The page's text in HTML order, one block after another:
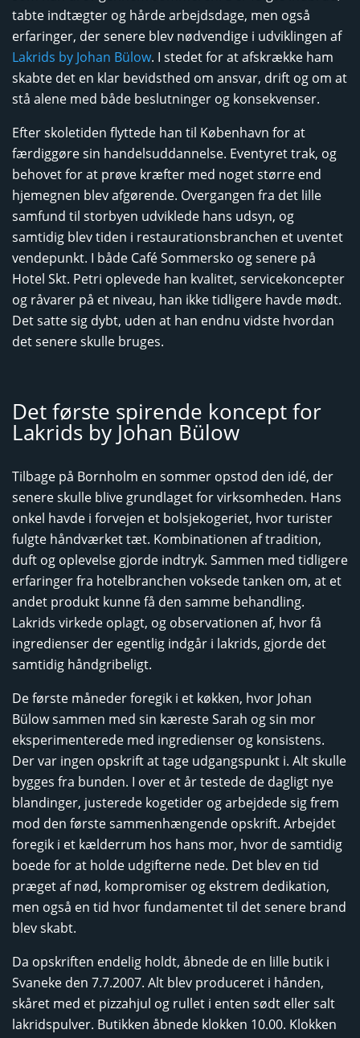
tabte indtægter og hårde arbejdsdage, men også
erfaringer, der senere blev nødvendige i udviklingen af
Lakrids by Johan Bülow. I stedet for at afskrække ham
skabte det en klar bevidsthed om ansvar, drift og om at
stå alene med både beslutninger og konsekvenser.
Efter skoletiden flyttede han til København for at
færdiggøre sin handelsuddannelse. Eventyret trak, og
behovet for at prøve kræfter med noget større end
hjemegnen blev afgørende. Overgangen fra det lille
samfund til storbyen udviklede hans udsyn, og
samtidig blev tiden i restaurationsbranchen et uventet
vendepunkt. I både Café Sommersko og senere på
Hotel Skt. Petri oplevede han kvalitet, servicekoncepter
og råvarer på et niveau, han ikke tidligere havde mødt.
Det satte sig dybt, uden at han endnu vidste hvordan
det senere skulle bruges.
Det første spirende koncept for
Lakrids by Johan Bülow
Tilbage på Bornholm en sommer opstod den idé, der
senere skulle blive grundlaget for virksomheden. Hans
onkel havde i forvejen et bolsjekogeriet, hvor turister
fulgte håndværket tæt. Kombinationen af tradition,
duft og oplevelse gjorde indtryk. Sammen med tidligere
erfaringer fra hotelbranchen voksede tanken om, at et
andet produkt kunne få den samme behandling.
Lakrids virkede oplagt, og observationen af, hvor få
ingredienser der egentlig indgår i lakrids, gjorde det
samtidig håndgribeligt.
De første måneder foregik i et køkken, hvor Johan
Bülow sammen med sin kæreste Sarah og sin mor
eksperimenterede med ingredienser og konsistens.
Der var ingen opskrift at tage udgangspunkt i. Alt skulle
bygges fra bunden. I over et år testede de dagligt nye
blandinger, justerede kogetider og arbejdede sig frem
mod den første sammenhængende opskrift. Arbejdet
foregik i et kælderrum hos hans mor, hvor de samtidig
boede for at holde udgifterne nede. Det blev en tid
præget af nød, kompromiser og ekstrem dedikation,
men også en tid hvor fundamentet til det senere brand
blev skabt.
Da opskriften endelig holdt, åbnede de en lille butik i
Svaneke den 7.7.2007. Alt blev produceret i hånden,
skåret med et pizzahjul og rullet i enten sødt eller salt
lakridspulver. Butikken åbnede klokken 10.00. Klokken